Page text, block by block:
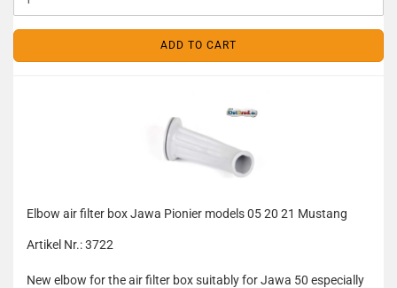
ADD TO CART
Elbow air filter box Jawa Pionier models 05 20 21 Mustang
Artikel Nr.: 3722
New elbow for the air filter box suitably for Jawa 50 especially